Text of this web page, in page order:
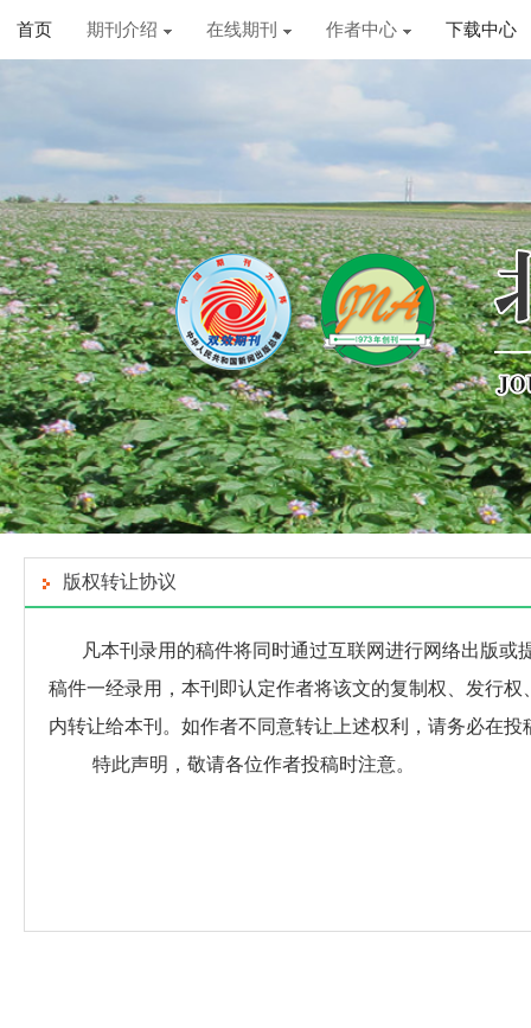
首页 期刊介绍 在线期刊 作者中心 下载中心
版权转让协议
凡本刊录用的稿件将同时通过互联网进行网络出版
稿件一经录用，本刊即认定作者将该文的复制权、发行
内转让给本刊。如作者不同意转让上述权利，请务必在投
特此声明，敬请各位作者投稿时注意。